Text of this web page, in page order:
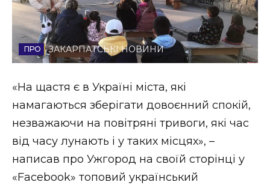
Спорт
Стиль життя
Втрачений Ужгород (відеоверсія)
ЗАКАРПАТСЬКІ НОВИНИ
ЗАКАРПАТСЬКІ НОВИНИ
«На щастя є в Україні міста, які
намагаються зберігати довоєнний спокій,
незважаючи на повітряні тривоги, які час
від часу лунають і у таких місцях», –
написав про Ужгород на своїй сторінці у
«Facebook» топовий український